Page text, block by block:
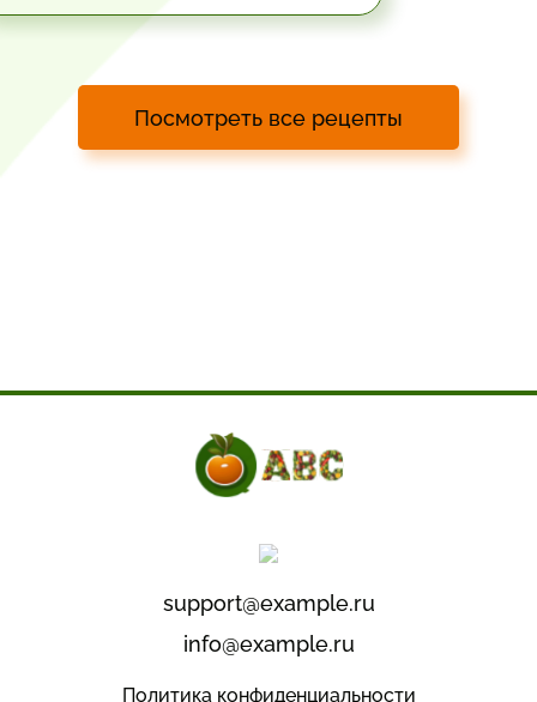
Посмотреть все рецепты
support@example.ru
info@example.ru
Политика конфиденциальности